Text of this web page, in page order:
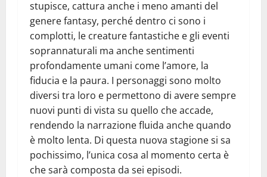
stupisce, cattura anche i meno amanti del
genere fantasy, perché dentro ci sono i
complotti, le creature fantastiche e gli eventi
soprannaturali ma anche sentimenti
profondamente umani come l’amore, la
fiducia e la paura. I personaggi sono molto
diversi tra loro e permettono di avere sempre
nuovi punti di vista su quello che accade,
rendendo la narrazione fluida anche quando
è molto lenta. Di questa nuova stagione si sa
pochissimo, l’unica cosa al momento certa è
che sarà composta da sei episodi.